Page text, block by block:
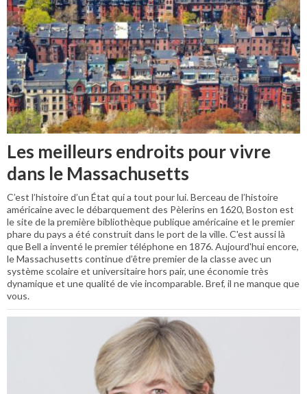
Les meilleurs endroits pour vivre
dans le Massachusetts
C’est l’histoire d’un État qui a tout pour lui. Berceau de l’histoire
américaine avec le débarquement des Pèlerins en 1620, Boston est
le site de la première bibliothèque publique américaine et le premier
phare du pays a été construit dans le port de la ville. C'est aussi là
que Bell a inventé le premier téléphone en 1876. Aujourd'hui encore,
le Massachusetts continue d’être premier de la classe avec un
système scolaire et universitaire hors pair, une économie très
dynamique et une qualité de vie incomparable. Bref, il ne manque que
vous.